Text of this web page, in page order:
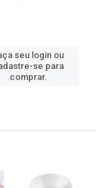
seu login ou
se para
comprar.